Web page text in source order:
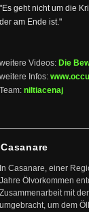
"Es geht nicht um die
der am Ende ist."
weitere Videos: Die
weitere Infos:
Team: niltiacenaj
Casanare
In Casanare, einer
Jahre Ölvorkommen
Zusammenarbeit mit
umgebracht, um dem